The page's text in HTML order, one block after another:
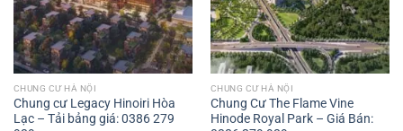
CHUNG CƯ HÀ NỘI
Chung cư Legacy Hinoiri Hòa
Lạc – Tải bảng giá: 0386 279
CHUNG CƯ HÀ NỘI
Chung Cư The Flame Vine
Hinode Royal Park – Giá Bán: